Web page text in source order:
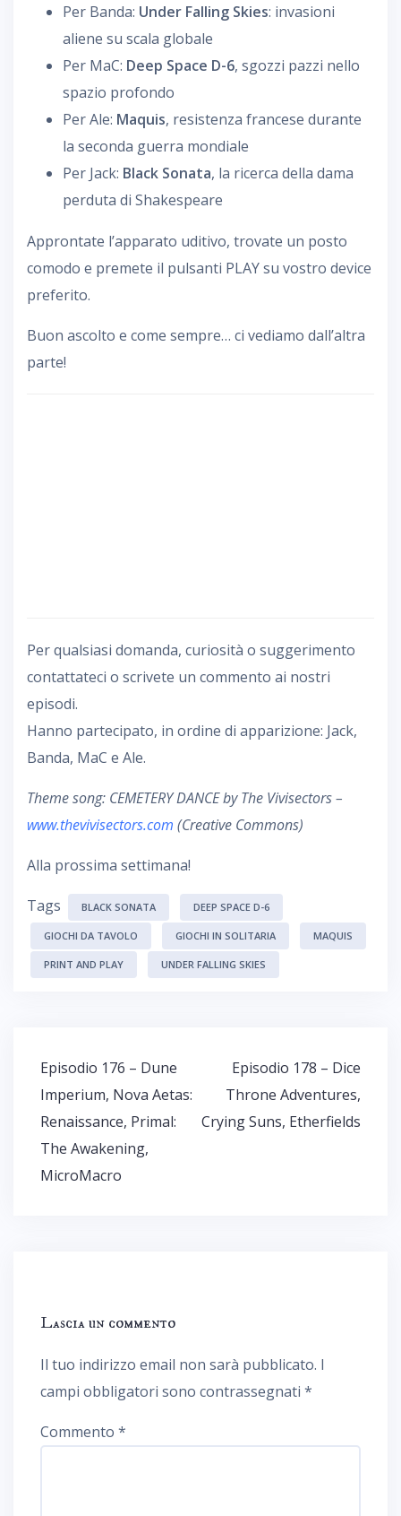
Per Banda: Under Falling Skies: invasioni
aliene su scala globale
Per MaC: Deep Space D-6, sgozzi pazzi nello
spazio profondo
Per Ale: Maquis, resistenza francese durante
la seconda guerra mondiale
Per Jack: Black Sonata, la ricerca della dama
perduta di Shakespeare
Approntate l’apparato uditivo, trovate un posto
comodo e premete il pulsanti PLAY su vostro device
preferito.
Buon ascolto e come sempre… ci vediamo dall’altra
parte!
Per qualsiasi domanda, curiosità o suggerimento
contattateci o scrivete un commento ai nostri
episodi.
Hanno partecipato, in ordine di apparizione: Jack,
Banda, MaC e Ale.
Theme song: CEMETERY DANCE by The Vivisectors –
www.thevivisectors.com (Creative Commons)
Alla prossima settimana!
Tags BLACK SONATA DEEP SPACE D-6
GIOCHI DA TAVOLO GIOCHI IN SOLITARIA MAQUIS
PRINT AND PLAY UNDER FALLING SKIES
Navigazione
articoli
Episodio 176 – Dune
Imperium, Nova Aetas:
Renaissance, Primal:
The Awakening,
MicroMacro
Episodio 178 – Dice
Throne Adventures,
Crying Suns, Etherfields
Lascia un commento
Il tuo indirizzo email non sarà pubblicato. I
campi obbligatori sono contrassegnati *
Commento *